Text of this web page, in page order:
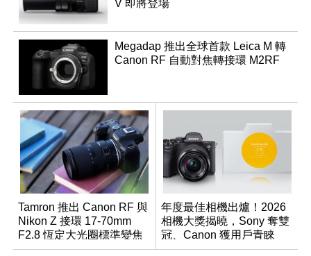
V 即將登場
Megadap 推出全球首款 Leica M 轉
Canon RF 自動對焦轉接環 M2RF
Tamron 推出 Canon RF 與
Nikon Z 接環 17-70mm
F2.8 恆定大光圈標準變焦
鏡
年度最佳相機出爐！2026
相機大獎揭曉，Sony 奪雙
冠、Canon 獲用戶青睞